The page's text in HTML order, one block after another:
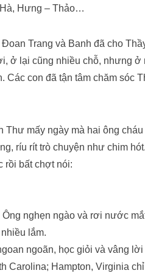
Hưng – Thảo…
Trang và Banh đã cho
ở lại cũng nhiều chỗ, nhưng
Các con đã tận tâm chăm sóc
Thư mấy ngày mà hai ông
ríu rít trò chuyện như chim
rồi bất chợt nói:
nghẹn ngào và rơi nước
lắm.
ngoãn, học giỏi và vâng
Carolina; Hampton, Virginia